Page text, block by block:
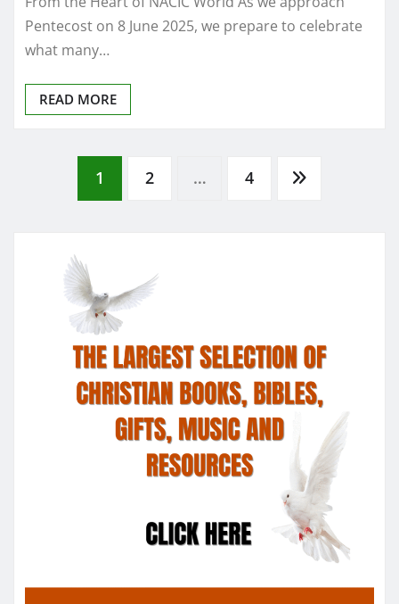
Pentecost on 8 June 2025, we prepare to celebrate
what many…
READ MORE
Posts
1 2 … 4